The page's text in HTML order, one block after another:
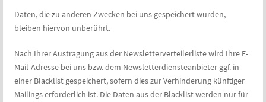
Daten, die zu anderen Zwecken bei uns gespeichert wurden,
bleiben hiervon unberührt.
Nach Ihrer Austragung aus der Newsletterverteilerliste wird Ihre E-
Mail-Adresse bei uns bzw. dem Newsletterdiensteanbieter ggf. in
einer Blacklist gespeichert, sofern dies zur Verhinderung künftiger
Mailings erforderlich ist. Die Daten aus der Blacklist werden nur für